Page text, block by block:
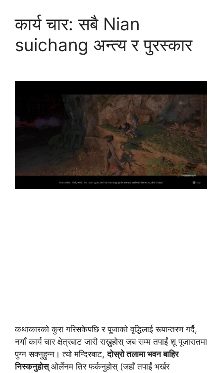
कार्य चार: सबै Nian
suichang अन्त्य र पुरस्कार
कथाकारको कुरा गरिसकेपछि र पूजाको वृद्धिलाई रूपान्तरण गर्दै,
नयाँ कार्य चार क्षेत्रबाट जारी राख्नुहोस् जब सम्म तपाईं शू पूजारातमा
पुग्न सक्नुहुन्न। त्यो मन्दिरबाट,दोस्रो तलामा भवन बाहिर
निस्कनुहोस्ओर्लेनम तिर फर्कनुहोस् (जहाँ तपाईं भर्खर